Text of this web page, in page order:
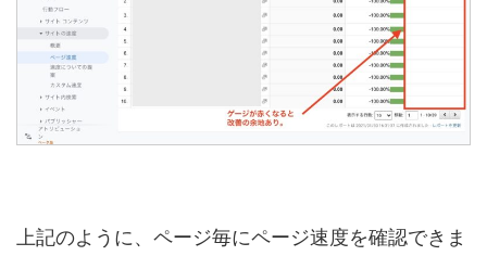
上記のように、ページ毎にページ速度を確認できま